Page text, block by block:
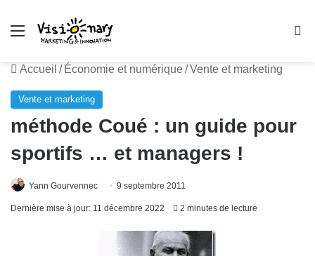
Menu
Accueil / Économie et numérique/Vente et marketing
Vente et marketing
méthode Coué : un guide pour
sportifs … et managers !
Yann Gourvennec 9 septembre 2011
Dernière mise à jour: 11 décembre 2022 2 minutes de lecture